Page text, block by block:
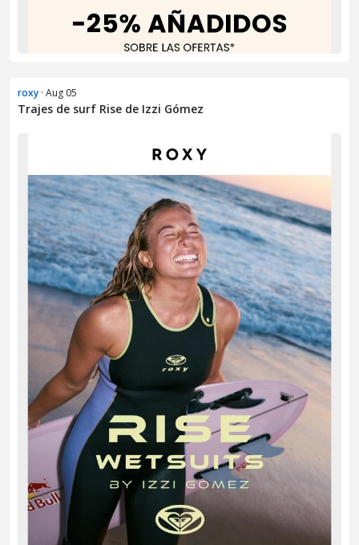
roxy · Aug 05
Trajes de surf Rise de Izzi Gómez